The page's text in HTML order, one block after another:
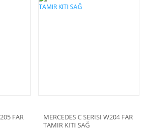
FAR
MERCEDES C SERISI W204 FAR
TAMIR KITI SAĞ